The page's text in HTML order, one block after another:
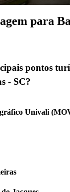
para
pontos
- SC?
Univali